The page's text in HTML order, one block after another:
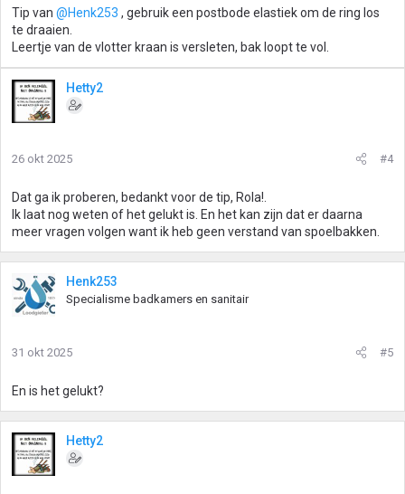
Tip van @Henk253 , gebruik een postbode elastiek om de ring los
te draaien.
Leertje van de vlotter kraan is versleten, bak loopt te vol.
Hetty2
26 okt 2025 #4
Dat ga ik proberen, bedankt voor de tip, Rola!.
Ik laat nog weten of het gelukt is. En het kan zijn dat er daarna
meer vragen volgen want ik heb geen verstand van spoelbakken.
Henk253
Specialisme badkamers en sanitair
31 okt 2025 #5
En is het gelukt?
Hetty2